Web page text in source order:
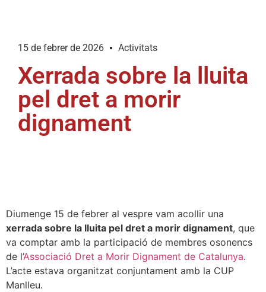
15 de febrer de 2026 Activitats
Xerrada sobre la lluita
pel dret a morir
dignament
Diumenge 15 de febrer al vespre vam acollir una
xerrada sobre la lluita pel dret a morir dignament, que
va comptar amb la participació de membres osonencs
de l’Associació Dret a Morir Dignament de Catalunya.
L’acte estava organitzat conjuntament amb la CUP
Manlleu.